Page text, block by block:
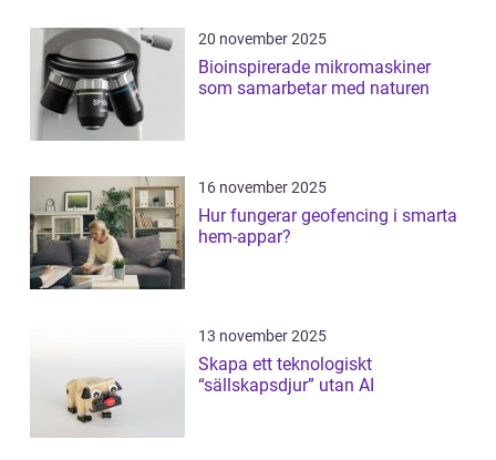
20 november 2025
Bioinspirerade mikromaskiner
som samarbetar med naturen
16 november 2025
Hur fungerar geofencing i smarta
hem-appar?
13 november 2025
Skapa ett teknologiskt
“sällskapsdjur” utan AI